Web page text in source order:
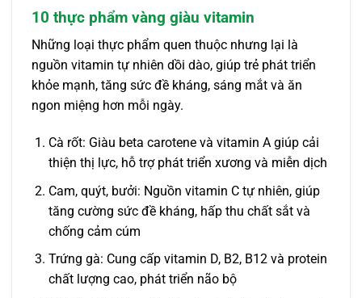
10 thực phẩm vàng giàu vitamin
Những loại thực phẩm quen thuộc nhưng lại là
nguồn vitamin tự nhiên dồi dào, giúp trẻ phát triển
khỏe mạnh, tăng sức đề kháng, sáng mắt và ăn
ngon miệng hơn mỗi ngày.
Cà rốt: Giàu beta carotene và vitamin A giúp cải
thiện thị lực, hỗ trợ phát triển xương và miễn dịch
Cam, quýt, bưởi: Nguồn vitamin C tự nhiên, giúp
tăng cường sức đề kháng, hấp thu chất sắt và
chống cảm cúm
Trứng gà: Cung cấp vitamin D, B2, B12 và protein
chất lượng cao, phát triển não bộ